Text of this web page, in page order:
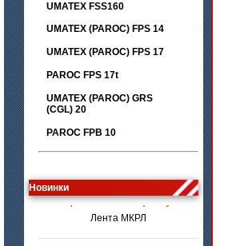
UMATEX FSS160
UMATEX (PAROC) FPS 14
UMATEX (PAROC) FPS 17
PAROC FPS 17t
UMATEX (PAROC) GRS
(CGL) 20
PAROC FPB 10
Новинки
цена по запросу
Лента МКРЛ